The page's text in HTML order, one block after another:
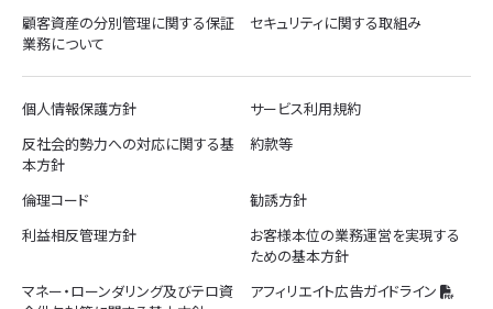
顧客資産の分別管理に関する保証
業務について
セキュリティに関する取組み
個人情報保護方針
サービス利用規約
反社会的勢力への対応に関する基
本方針
約款等
倫理コード
勧誘方針
利益相反管理方針
お客様本位の業務運営を実現する
ための基本方針
マネー・ローンダリング及びテロ資
アフィリエイト広告ガイドライン